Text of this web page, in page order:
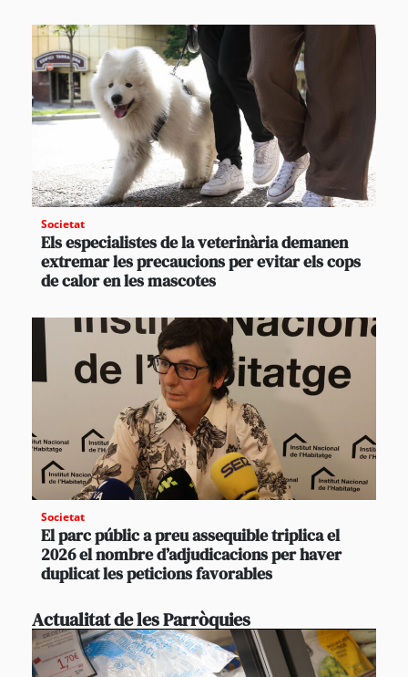
Societat
Els especialistes de la veterinària demanen
extremar les precaucions per evitar els cops
de calor en les mascotes
Societat
El parc públic a preu assequible triplica el
2026 el nombre d’adjudicacions per haver
duplicat les peticions favorables
Actualitat de les Parròquies